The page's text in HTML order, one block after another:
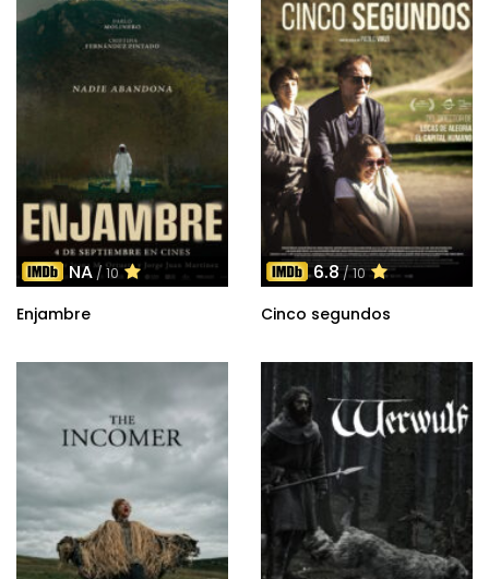
NA/ 10
Enjambre
6.8/ 10
Cinco segundos